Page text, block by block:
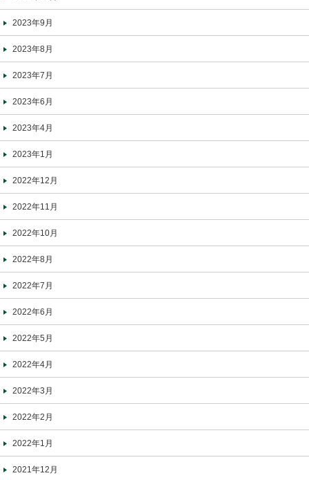
2023年9月
2023年8月
2023年7月
2023年6月
2023年4月
2023年1月
2022年12月
2022年11月
2022年10月
2022年8月
2022年7月
2022年6月
2022年5月
2022年4月
2022年3月
2022年2月
2022年1月
2021年12月